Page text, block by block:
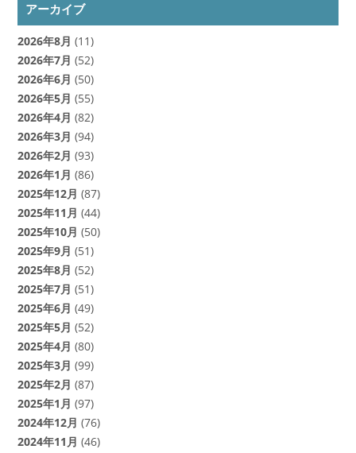
アーカイブ
2026年8月 (11)
2026年7月 (52)
2026年6月 (50)
2026年5月 (55)
2026年4月 (82)
2026年3月 (94)
2026年2月 (93)
2026年1月 (86)
2025年12月 (87)
2025年11月 (44)
2025年10月 (50)
2025年9月 (51)
2025年8月 (52)
2025年7月 (51)
2025年6月 (49)
2025年5月 (52)
2025年4月 (80)
2025年3月 (99)
2025年2月 (87)
2025年1月 (97)
2024年12月 (76)
2024年11月 (46)